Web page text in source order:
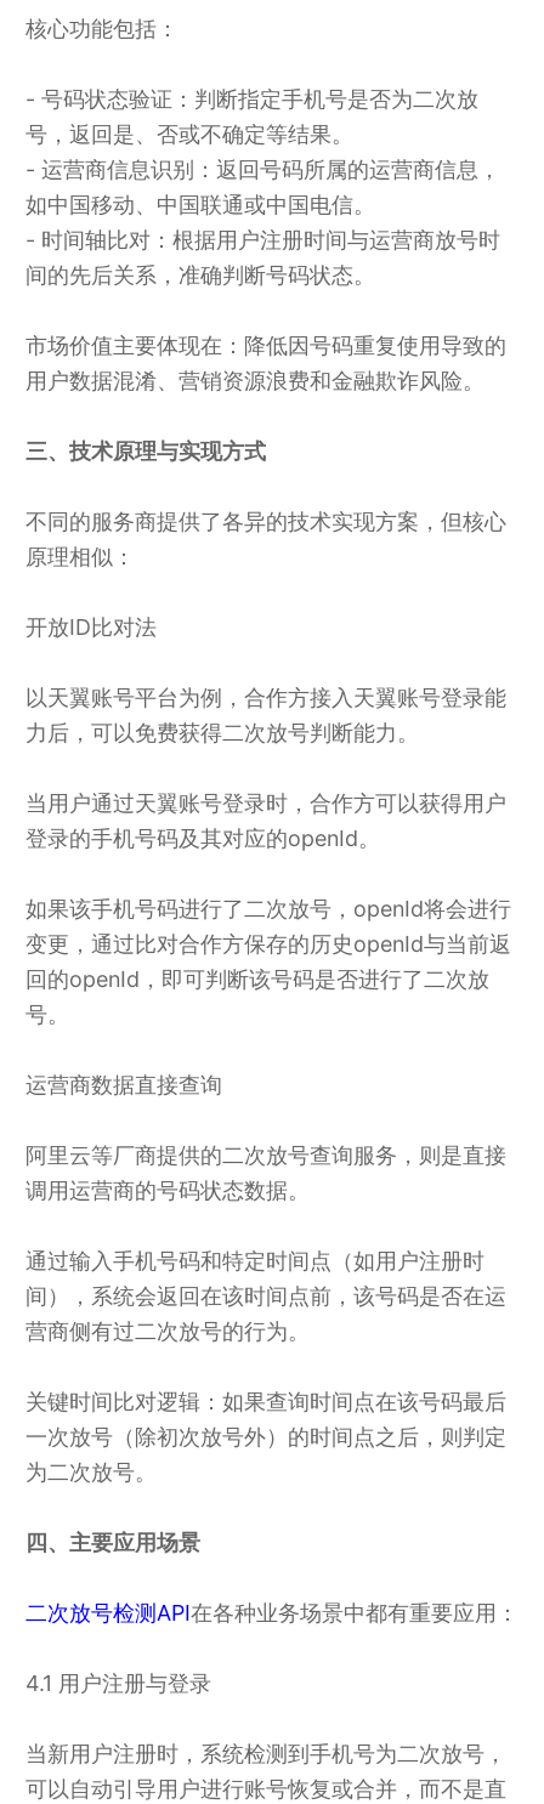
核心功能包括：
- 号码状态验证：判断指定手机号是否为二次放
号，返回是、否或不确定等结果。
- 运营商信息识别：返回号码所属的运营商信息，
如中国移动、中国联通或中国电信。
- 时间轴比对：根据用户注册时间与运营商放号时
间的先后关系，准确判断号码状态。
市场价值主要体现在：降低因号码重复使用导致的
用户数据混淆、营销资源浪费和金融欺诈风险。
三、技术原理与实现方式
不同的服务商提供了各异的技术实现方案，但核心
原理相似：
开放ID比对法
以天翼账号平台为例，合作方接入天翼账号登录能
力后，可以免费获得二次放号判断能力。
当用户通过天翼账号登录时，合作方可以获得用户
登录的手机号码及其对应的openId。
如果该手机号码进行了二次放号，openId将会进行
变更，通过比对合作方保存的历史openId与当前返
回的openId，即可判断该号码是否进行了二次放
号。
运营商数据直接查询
阿里云等厂商提供的二次放号查询服务，则是直接
调用运营商的号码状态数据。
通过输入手机号码和特定时间点（如用户注册时
间），系统会返回在该时间点前，该号码是否在运
营商侧有过二次放号的行为。
关键时间比对逻辑：如果查询时间点在该号码最后
一次放号（除初次放号外）的时间点之后，则判定
为二次放号。
四、主要应用场景
二次放号检测API在各种业务场景中都有重要应用：
4.1 用户注册与登录
当新用户注册时，系统检测到手机号为二次放号，
可以自动引导用户进行账号恢复或合并，而不是直